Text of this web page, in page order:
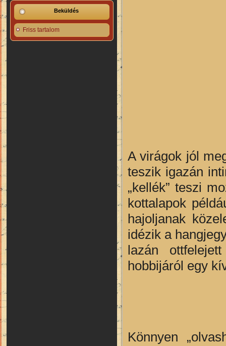
Beküldés
Friss tartalom
A virágok jól
teszik igazán
„kellék” teszi
kottalapok
hajoljanak
idézik a
lazán
hobbijáról egy
Könnyen